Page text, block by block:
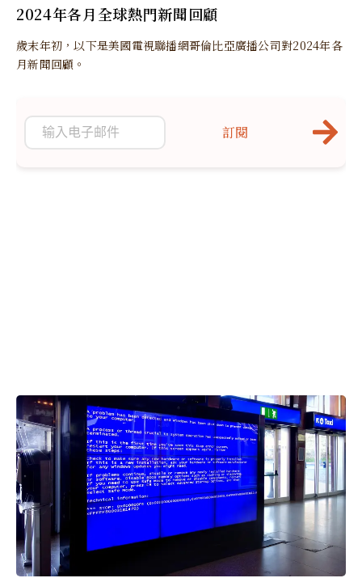
2024年各月全球熱門新聞回顧
歲末年初，以下是美國電視聯播網哥倫比亞廣播公司對2024年各
月新聞回顧。
訂閱